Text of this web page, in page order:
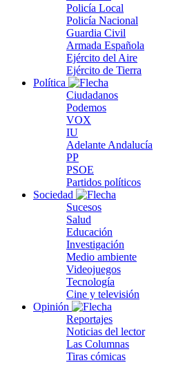
Policía Local
Policía Nacional
Guardia Civil
Armada Española
Ejército del Aire
Ejército de Tierra
Política
Ciudadanos
Podemos
VOX
IU
Adelante Andalucía
PP
PSOE
Partidos políticos
Sociedad
Sucesos
Salud
Educación
Investigación
Medio ambiente
Videojuegos
Tecnología
Cine y televisión
Opinión
Reportajes
Noticias del lector
Las Columnas
Tiras cómicas